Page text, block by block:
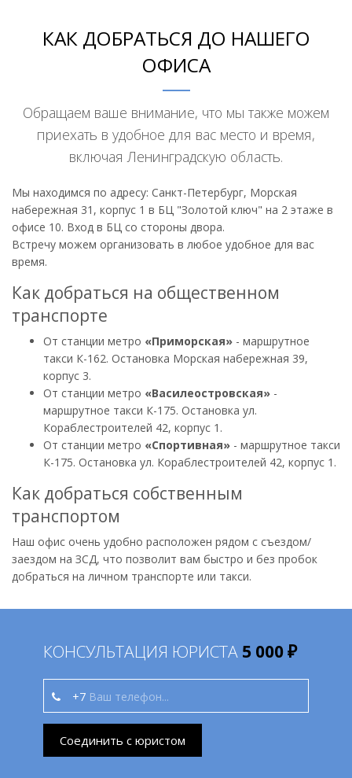
КАК ДОБРАТЬСЯ ДО НАШЕГО
ОФИСА
Обращаем ваше внимание, что мы также можем
приехать в удобное для вас место и время,
включая Ленинградскую область.
Мы находимся по адресу: Санкт-Петербург, Морская
набережная 31, корпус 1 в БЦ "Золотой ключ" на 2 этаже в
офисе 10. Вход в БЦ со стороны двора.
Встречу можем организовать в любое удобное для вас
время.
Как добраться на общественном
транспорте
От станции метро «Приморская» - маршрутное
такси К-162. Остановка Морская набережная 39,
корпус 3.
От станции метро «Василеостровская» -
маршрутное такси К-175. Остановка ул.
Кораблестроителей 42, корпус 1.
От станции метро «Спортивная» - маршрутное такси
К-175. Остановка ул. Кораблестроителей 42, корпус 1.
Как добраться собственным
транспортом
Наш офис очень удобно расположен рядом с съездом/
заездом на ЗСД, что позволит вам быстро и без пробок
добраться на личном транспорте или такси.
КОНСУЛЬТАЦИЯ ЮРИСТА 5 000 ₽
+7
Соединить с юристом